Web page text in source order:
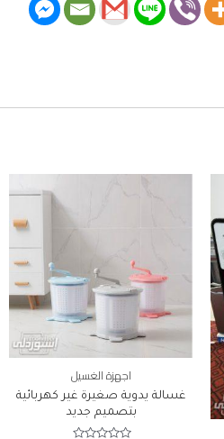
اجهزة الغسيل
غسالة يدوية صغيرة غير كهربائية
بتصميم جديد